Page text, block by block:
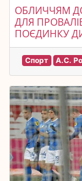
ОБЛИЧЧЯМ
ДЛЯ
ПОЄДИНКУ
Спорт А.С.